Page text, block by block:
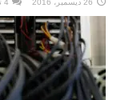
26 ديسمبر، 2016 4 تعليقات